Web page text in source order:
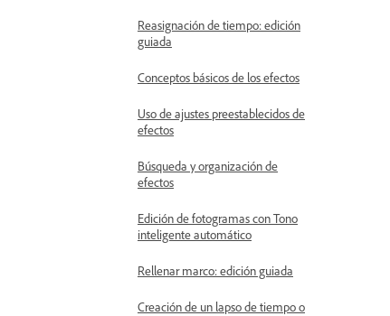
Reasignación de tiempo: edición
guiada
Conceptos básicos de los efectos
Uso de ajustes preestablecidos de
efectos
Búsqueda y organización de
efectos
Edición de fotogramas con Tono
inteligente automático
Rellenar marco: edición guiada
Creación de un lapso de tiempo o